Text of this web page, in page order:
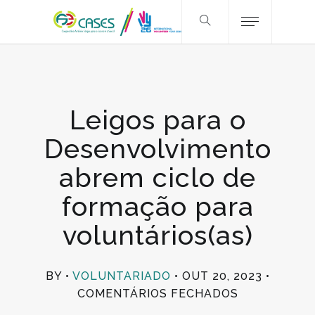
Leigos para o
Desenvolvimento
abrem ciclo de
formação para
voluntários(as)
BY VOLUNTARIADO
OUT 20, 2023
COMENTÁRIOS FECHADOS